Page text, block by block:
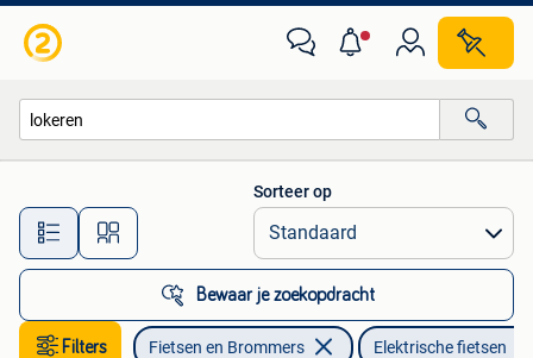
Alle afstanden…
Sorteer op
Bewaar je zoekopdracht
Filters Fietsen en Brommers Elektrische fietsen